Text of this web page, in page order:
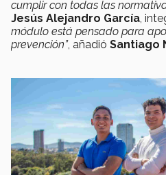
cumplir con todas las
Jesús Alejandro García ,
módulo está pensado para
prevención”, añadió Santiago